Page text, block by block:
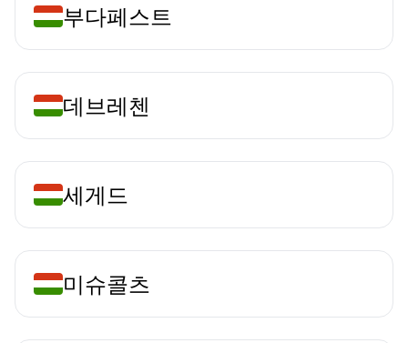
부다페스트
데브레첸
세게드
미슈콜츠